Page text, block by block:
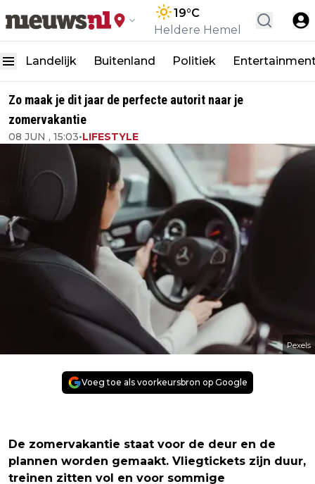
19°C
Heldere Hemel
Landelijk Buitenland Politiek
Zo maak je dit jaar de perfecte autorit naar je
zomervakantie
08 JUN , 15:03•LIFESTYLE
Pexels
Voeg toe als voorkeursbron op Google
De zomervakantie staat voor de deur en de
plannen worden gemaakt. Vliegtickets zijn duur,
treinen zitten vol en voor sommige